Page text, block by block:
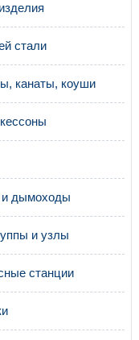
стали
канаты, коуши
и дымоходы
и узлы
станции